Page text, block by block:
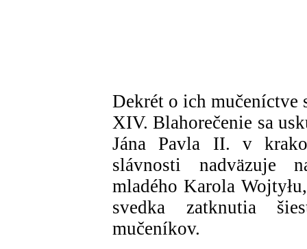
Dekrét o ich mučeníctve
XIV. Blahorečenie sa
Jána Pavla II. v
slávnosti nadväzuje
mladého Karola
svedka zatknutia
mučeníkov.